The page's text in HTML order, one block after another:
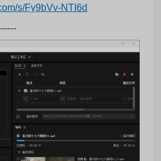
s/Fy9bVv-NTI6d